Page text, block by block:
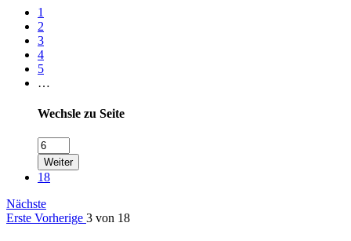
1
2
3
4
5
…
Wechsle zu Seite
Weiter
18
Nächste
Erste Vorherige 3 von 18